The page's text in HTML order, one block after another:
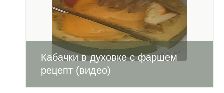
Кабачки в духовке с фаршем
рецепт (видео)